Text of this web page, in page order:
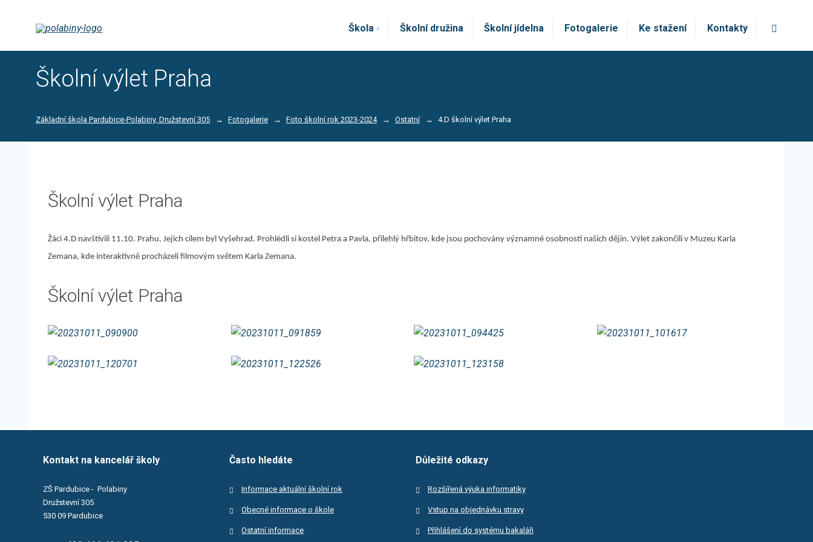
Škola Školní družina Školní jídelna Fotogalerie Ke stažení Kontakty
Školní výlet Praha
Základní škola Pardubice-Polabiny, Družstevní 305 Fotogalerie Foto školní rok 2023-2024 Ostatní 4.D školní výlet Praha
Školní výlet Praha
Žáci 4.D navštívili 11.10. Prahu. Jejich cílem byl Vyšehrad. Prohlédli si kostel Petra a Pavla, přilehlý hřbitov, kde jsou pochovány významné osobnosti našich dějin. Výlet zakončili v Muzeu Karla
Zemana, kde interaktivně procházeli filmovým světem Karla Zemana.
Školní výlet Praha
Kontakt na kancelář školy
ZŠ Pardubice - Polabiny
Družstevní 305
530 09 Pardubice
Často hledáte
Informace aktuální školní rok
Obecné informace o škole
Ostatní informace
Důležité odkazy
Rozšířená výuka informatiky
Vstup na objednávku stravy
Přihlášení do systému bakaláři